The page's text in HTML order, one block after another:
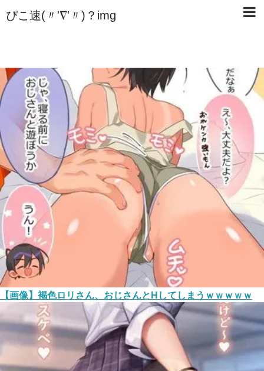
ぴこ速(〃'∇'〃)？img
【画像】褐色ロリさん、おじさんとHしてしまうｗｗｗｗｗ